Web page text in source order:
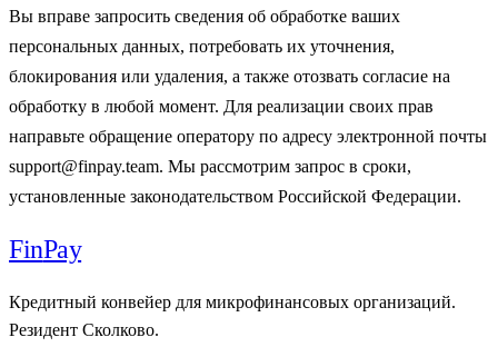
Вы вправе запросить сведения об обработке ваших
персональных данных, потребовать их уточнения,
блокирования или удаления, а также отозвать согласие на
обработку в любой момент. Для реализации своих прав
направьте обращение оператору по адресу электронной почты
support@finpay.team. Мы рассмотрим запрос в сроки,
установленные законодательством Российской Федерации.
FinPay
Кредитный конвейер для микрофинансовых организаций.
Резидент Сколково.